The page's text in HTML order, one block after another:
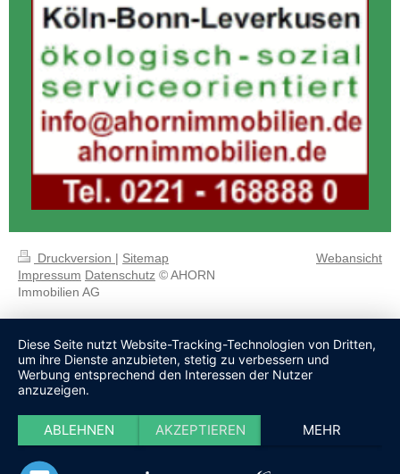
Druckversion | Sitemap
Impressum Datenschutz © AHORN
Immobilien AG
Webansicht
Diese Seite nutzt Website-Tracking-Technologien von Dritten,
um ihre Dienste anzubieten, stetig zu verbessern und
Werbung entsprechend den Interessen der Nutzer
anzuzeigen.
ABLEHNEN AKZEPTIEREN MEHR